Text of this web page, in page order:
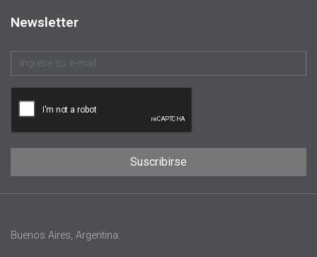
Newsletter
Buenos Aires, Argentina.